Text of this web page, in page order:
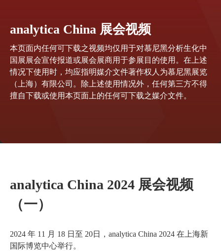
analytica China 展会视频
本页面内任何可下载之视频均仅用于对慕尼黑分析生化中
国展展会宣传报道或展会展商用于参展目的使用。在上述
情况下使用时，均应指明媒介文件著作权人为慕尼黑展览
（上海）有限公司。除上述使用情况外，任何第三方不得
擅自下载或使用本页面上的任何可下载之媒介文件。
analytica China 2024 展会视频
（一）
2024 年 11 月 18 日至 20日，analytica China 2024 在上海新
国际博览中心举行。